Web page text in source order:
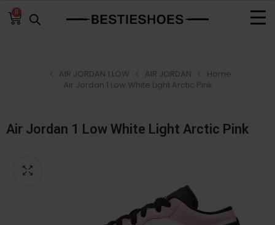
0
Home
AIR JORDAN
AIR JORDAN 1 LOW
Air Jordan 1 Low White Light Arctic Pink
Air Jordan 1 Low White Light Arctic Pink